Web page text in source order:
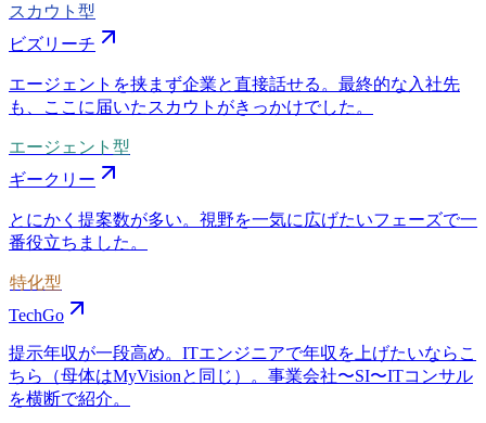
スカウト型
ビズリーチ
エージェントを挟まず企業と直接話せる。最終的な入社先
も、ここに届いたスカウトがきっかけでした。
エージェント型
ギークリー
とにかく提案数が多い。視野を一気に広げたいフェーズで一
番役立ちました。
特化型
TechGo
提示年収が一段高め。ITエンジニアで年収を上げたいならこ
ちら（母体はMyVisionと同じ）。事業会社〜SI〜ITコンサル
を横断で紹介。